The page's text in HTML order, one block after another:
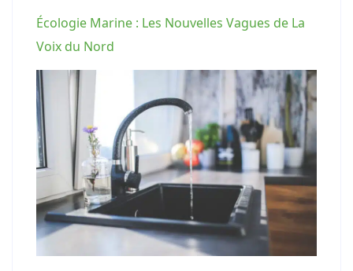
Écologie Marine : Les Nouvelles Vagues de La
Voix du Nord